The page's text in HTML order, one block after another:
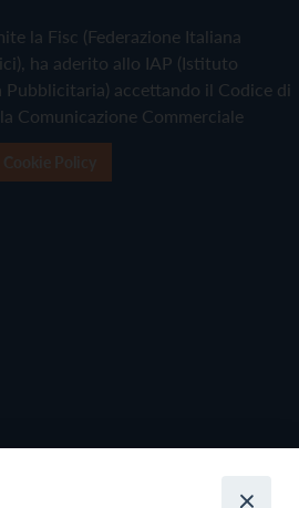
la Fisc (Federazione Italiana
ha aderito allo IAP (Istituto
accettando il Codice di
Comunicazione Commerciale